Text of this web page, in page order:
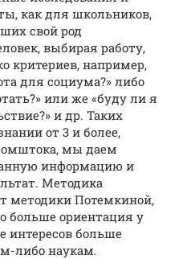
как для школьников,
свой род
выбирая работу,
критериев, например,
для социума?» либо
или же «буду ли я
и др. Таких
от 3 и более,
мы даем
информацию и
Методика
методики Потемкиной,
больше ориентация у
интересов больше
либо наукам.